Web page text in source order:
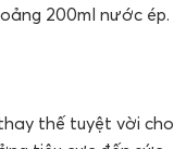
200ml nước ép.
thế tuyệt vời cho